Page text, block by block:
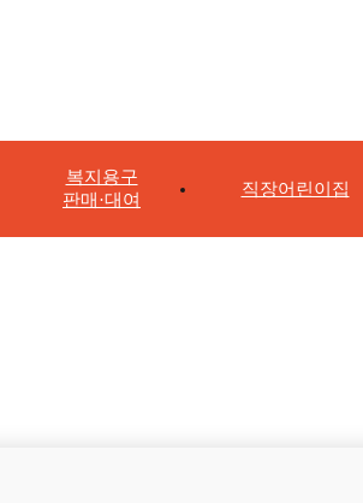
복지용구
판매·대여
직장어린이집